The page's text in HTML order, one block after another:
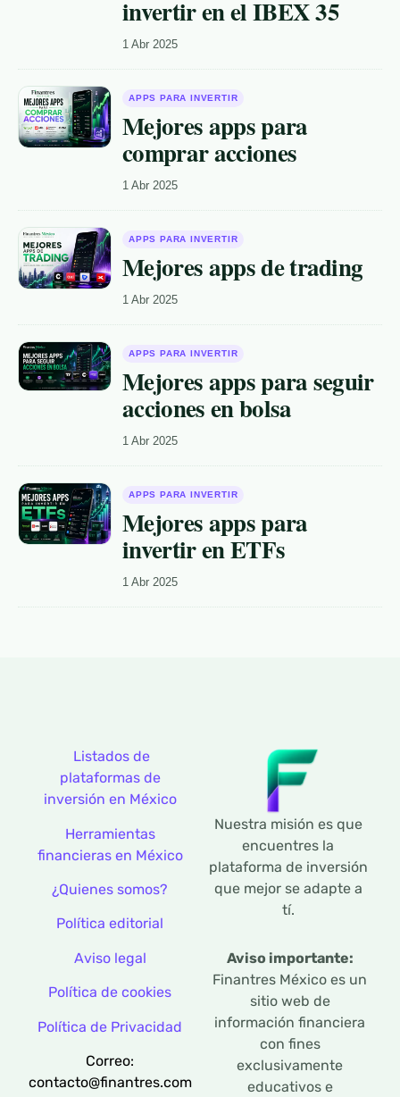
invertir en el IBEX 35
1 Abr 2025
APPS PARA INVERTIR
Mejores apps para
comprar acciones
1 Abr 2025
APPS PARA INVERTIR
Mejores apps de trading
1 Abr 2025
APPS PARA INVERTIR
Mejores apps para seguir
acciones en bolsa
1 Abr 2025
APPS PARA INVERTIR
Mejores apps para
invertir en ETFs
1 Abr 2025
Nuestra misión es que
encuentres la
plataforma de inversión
que mejor se adapte a
tí.
Aviso importante:
Finantres México es un
sitio web de
información financiera
con fines
exclusivamente
educativos e
Listados de
plataformas de
inversión en México
Herramientas
financieras en México
¿Quienes somos?
Política editorial
Aviso legal
Política de cookies
Política de Privacidad
Correo:
contacto@finantres.com